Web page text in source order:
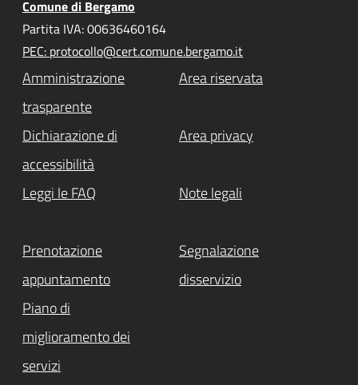
Comune di Bergamo
Partita IVA: 00636460164
PEC: protocollo@cert.comune.bergamo.it
Amministrazione
trasparente
Area riservata
Dichiarazione di
accessibilità
Area privacy
Leggi le FAQ Note legali
Prenotazione
appuntamento
Segnalazione
disservizio
Piano di
miglioramento dei
servizi